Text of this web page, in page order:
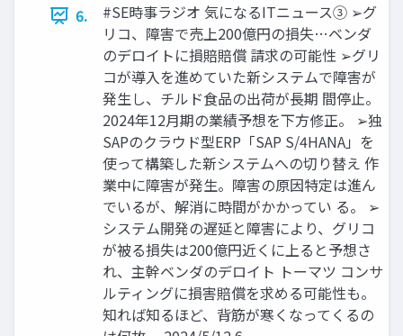
6.
#SE時事ラジオ 気になるITニュース③ ➢グ
リコ、障害で売上200億円の損失…ベンダ
のデロイトに損賠賠償 請求の可能性 ➢グリ
コが導入を進めていた新システムで障害が
発生し、チルド食品の出荷が長期 間停止。
2024年12月期の業績予想を下方修正。 ➢独
SAPのクラウド型ERP「SAP S/4HANA」を
使って構築した新システムへの切り替え 作
業中に障害が発生。障害の原因特定は進ん
でいるが、解消に時間がかかってい る。 ➢
システム開発の遅延と障害により、グリコ
が被る損失は200億円近くに上ると予想さ
れ、主幹ベンダのデロイト トーマツ コンサ
ルティングに損害賠償を求める可能性も。
知れば知るほど、背筋が寒くなってくるの